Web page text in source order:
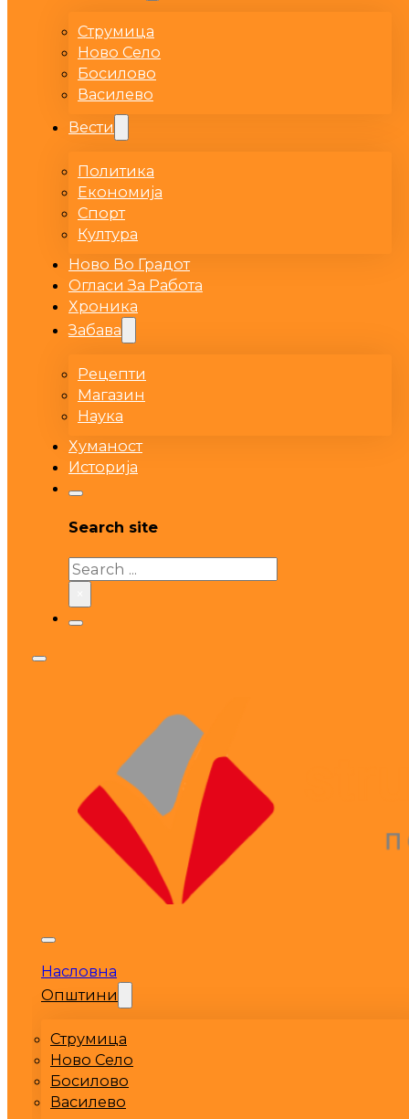
Струмица
Ново Село
Босилово
Василево
Вести
Политика
Економија
Спорт
Култура
Ново Во Градот
Огласи За Работа
Хроника
Забава
Рецепти
Магазин
Наука
Хуманост
Историја
Search site
Search
Насловна
Општини
Струмица
Ново Село
Босилово
Василево